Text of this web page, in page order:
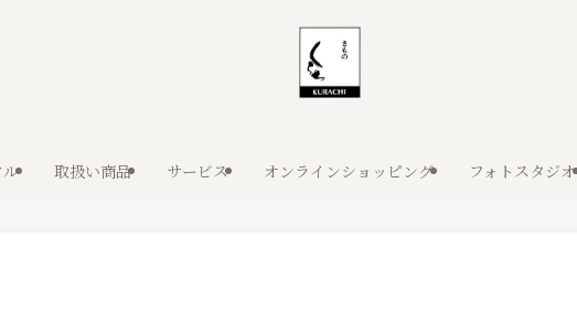
取扱い商品 サービス オンラインショッピング フォトスタジオ